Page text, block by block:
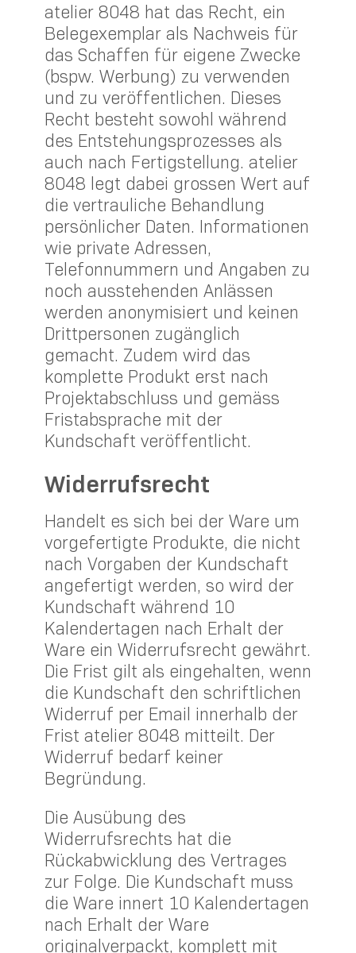
atelier 8048 hat das Recht, ein
Belegexemplar als Nachweis für
das Schaffen für eigene Zwecke
(bspw. Werbung) zu verwenden
und zu veröffentlichen. Dieses
Recht besteht sowohl während
des Entstehungsprozesses als
auch nach Fertigstellung. atelier
8048 legt dabei grossen Wert auf
die vertrauliche Behandlung
persönlicher Daten. Informationen
wie private Adressen,
Telefonnummern und Angaben zu
noch ausstehenden Anlässen
werden anonymisiert und keinen
Drittpersonen zugänglich
gemacht. Zudem wird das
komplette Produkt erst nach
Projektabschluss und gemäss
Fristabsprache mit der
Kundschaft veröffentlicht.
Widerrufsrecht
Handelt es sich bei der Ware um
vorgefertigte Produkte, die nicht
nach Vorgaben der Kundschaft
angefertigt werden, so wird der
Kundschaft während 10
Kalendertagen nach Erhalt der
Ware ein Widerrufsrecht gewährt.
Die Frist gilt als eingehalten, wenn
die Kundschaft den schriftlichen
Widerruf per Email innerhalb der
Frist atelier 8048 mitteilt. Der
Widerruf bedarf keiner
Begründung.
Die Ausübung des
Widerrufsrechts hat die
Rückabwicklung des Vertrages
zur Folge. Die Kundschaft muss
die Ware innert 10 Kalendertagen
nach Erhalt der Ware
originalverpackt, komplett mit